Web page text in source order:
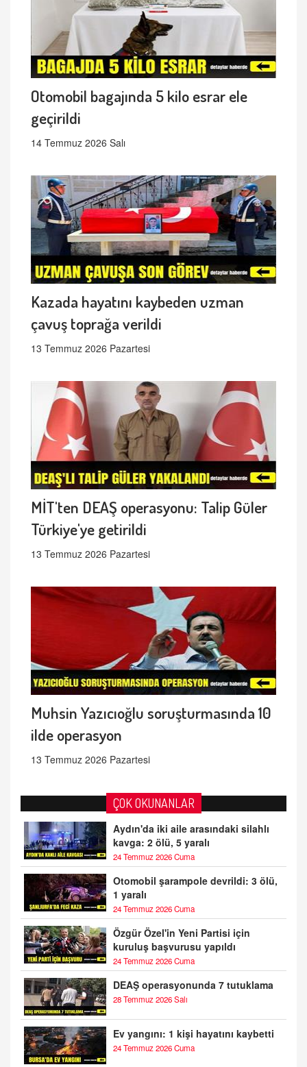
Otomobil bagajında 5 kilo esrar ele
geçirildi
14 Temmuz 2026 Salı
Kazada hayatını kaybeden uzman
çavuş toprağa verildi
13 Temmuz 2026 Pazartesi
MİT'ten DEAŞ operasyonu: Talip Güler
Türkiye'ye getirildi
13 Temmuz 2026 Pazartesi
Muhsin Yazıcıoğlu soruşturmasında 10
ilde operasyon
13 Temmuz 2026 Pazartesi
ÇOK OKUNANLAR
Aydın'da iki aile arasındaki silahlı
kavga: 2 ölü, 5 yaralı
24 Temmuz 2026 Cuma
Otomobil şarampole devrildi: 3 ölü,
1 yaralı
24 Temmuz 2026 Cuma
Özgür Özel'in Yeni Partisi için
kuruluş başvurusu yapıldı
24 Temmuz 2026 Cuma
DEAŞ operasyonunda 7 tutuklama
28 Temmuz 2026 Salı
Ev yangını: 1 kişi hayatını kaybetti
24 Temmuz 2026 Cuma